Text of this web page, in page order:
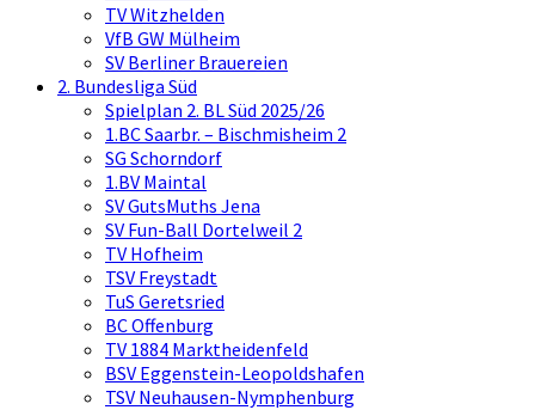
TV Witzhelden
VfB GW Mülheim
SV Berliner Brauereien
2. Bundesliga Süd
Spielplan 2. BL Süd 2025/26
1.BC Saarbr. – Bischmisheim 2
SG Schorndorf
1.BV Maintal
SV GutsMuths Jena
SV Fun-Ball Dortelweil 2
TV Hofheim
TSV Freystadt
TuS Geretsried
BC Offenburg
TV 1884 Marktheidenfeld
BSV Eggenstein-Leopoldshafen
TSV Neuhausen-Nymphenburg